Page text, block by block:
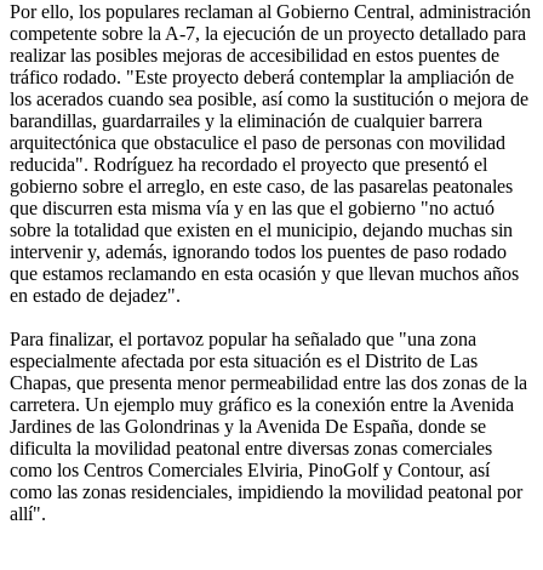
Por ello, los populares reclaman al Gobierno Central, administración
competente sobre la A-7, la ejecución de un proyecto detallado para
realizar las posibles mejoras de accesibilidad en estos puentes de
tráfico rodado. "Este proyecto deberá contemplar la ampliación de
los acerados cuando sea posible, así como la sustitución o mejora de
barandillas, guardarrailes y la eliminación de cualquier barrera
arquitectónica que obstaculice el paso de personas con movilidad
reducida". Rodríguez ha recordado el proyecto que presentó el
gobierno sobre el arreglo, en este caso, de las pasarelas peatonales
que discurren esta misma vía y en las que el gobierno "no actuó
sobre la totalidad que existen en el municipio, dejando muchas sin
intervenir y, además, ignorando todos los puentes de paso rodado
que estamos reclamando en esta ocasión y que llevan muchos años
en estado de dejadez".
Para finalizar, el portavoz popular ha señalado que "una zona
especialmente afectada por esta situación es el Distrito de Las
Chapas, que presenta menor permeabilidad entre las dos zonas de la
carretera. Un ejemplo muy gráfico es la conexión entre la Avenida
Jardines de las Golondrinas y la Avenida De España, donde se
dificulta la movilidad peatonal entre diversas zonas comerciales
como los Centros Comerciales Elviria, PinoGolf y Contour, así
como las zonas residenciales, impidiendo la movilidad peatonal por
allí".